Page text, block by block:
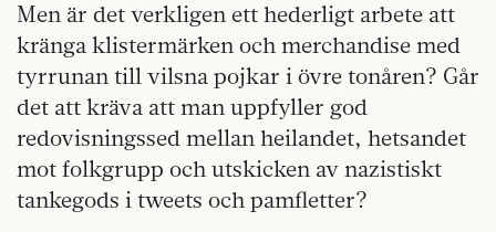
Men är det verkligen ett hederligt arbete att
kränga klistermärken och merchandise med
tyrrunan till vilsna pojkar i övre tonåren? Går
det att kräva att man uppfyller god
redovisningssed mellan heilandet, hetsandet
mot folkgrupp och utskicken av nazistiskt
tankegods i tweets och pamfletter?